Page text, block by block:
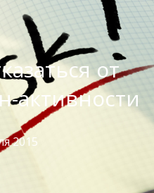
от
активности
2015